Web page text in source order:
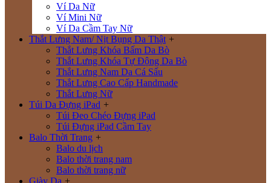
Ví Da Nữ
Ví Mini Nữ
Ví Da Cầm Tay Nữ
Thắt Lưng Nam/ Nịt Bụng Da Thật +
Thắt Lưng Khóa Bấm Da Bò
Thắt Lưng Khóa Tự Động Da Bò
Thắt Lưng Nam Da Cá Sấu
Thắt Lưng Cao Cấp Handmade
Thắt Lưng Nữ
Túi Da Đựng iPad +
Túi Đeo Chéo Đựng iPad
Túi Đựng iPad Cầm Tay
Balo Thời Trang +
Balo du lịch
Balo thời trang nam
Balo thời trang nữ
Giày Da +